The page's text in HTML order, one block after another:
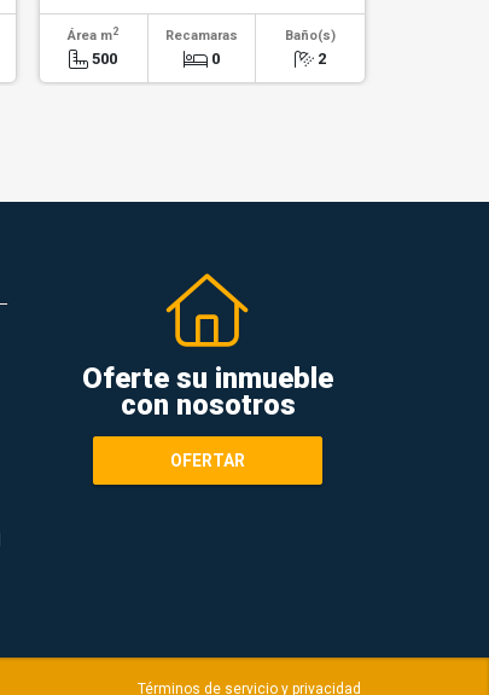
Área m2
500
Recamaras
0
Baño(s)
2
Oferte su inmueble
con nosotros
OFERTAR
Términos de servicio y privacidad